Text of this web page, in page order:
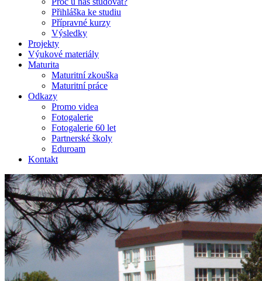
Přihláška ke studiu
Přípravné kurzy
Výsledky
Projekty
Výukové materiály
Maturita
Maturitní zkouška
Maturitní práce
Odkazy
Promo videa
Fotogalerie
Fotogalerie 60 let
Partnerské školy
Eduroam
Kontakt